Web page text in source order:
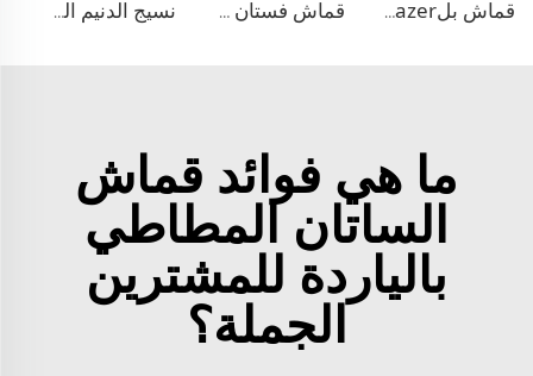
قماش بلazer بتصميم الحبّار من مادة TR قماش فستان منسوج مزدوج من مادة TR نسيج الدنيم المشابه للبولي ليوسيل
ما هي فوائد قماش
الساتان المطاطي
بالياردة للمشترين
الجملة؟